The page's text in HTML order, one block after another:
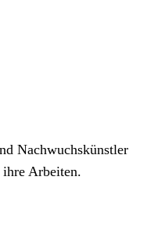
Nachwuchskünstler
ihre Arbeiten.